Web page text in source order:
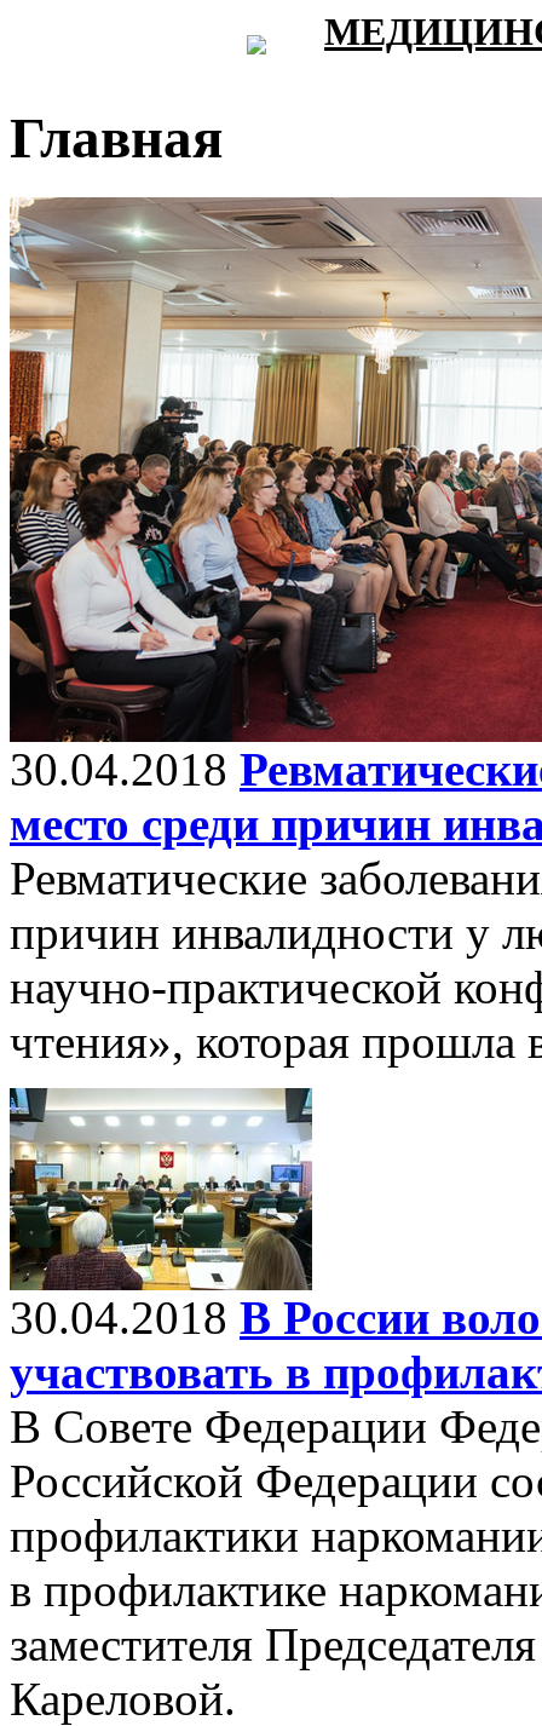
Главная
30.04.2018
место среди причин
Ревматические
причин инвалидности у
научно-практической
чтения», которая прошла
30.04.2018 В России
участвовать в
В Совете Федерации
Российской Федерации
профилактики
в профилактике
заместителя
Кареловой.